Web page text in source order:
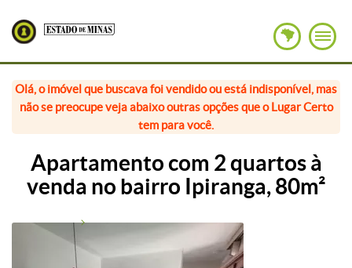
Olá, o imóvel que buscava foi vendido ou está indisponível, mas
não se preocupe veja abaixo outras opções que o Lugar Certo
tem para você.
Apartamento com 2 quartos à
venda no bairro Ipiranga, 80m²